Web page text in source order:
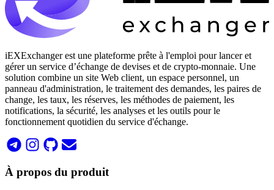
iEXExchanger est une plateforme prête à l'emploi pour lancer et
gérer un service d’échange de devises et de crypto-monnaie. Une
solution combine un site Web client, un espace personnel, un
panneau d'administration, le traitement des demandes, les paires de
change, les taux, les réserves, les méthodes de paiement, les
notifications, la sécurité, les analyses et les outils pour le
fonctionnement quotidien du service d'échange.
À propos du produit